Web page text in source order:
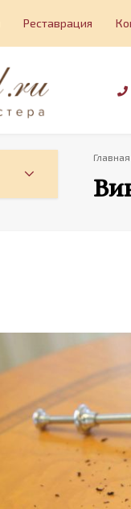
Реставрация
Главная